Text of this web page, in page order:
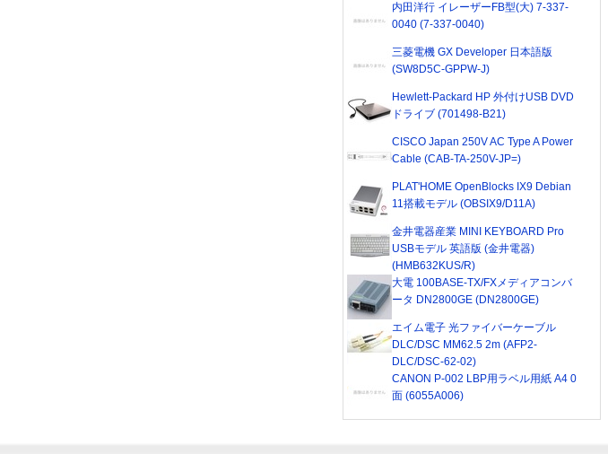
内田洋行 イレーザーFB型(大) 7-337-
0040 (7-337-0040)
三菱電機 GX Developer 日本語版
(SW8D5C-GPPW-J)
Hewlett-Packard HP 外付けUSB DVD
ドライブ (701498-B21)
CISCO Japan 250V AC Type A Power
Cable (CAB-TA-250V-JP=)
PLAT'HOME OpenBlocks IX9 Debian
11搭載モデル (OBSIX9/D11A)
金井電器産業 MINI KEYBOARD Pro
USBモデル 英語版 (金井電器)
(HMB632KUS/R)
大電 100BASE-TX/FXメディアコンバ
ータ DN2800GE (DN2800GE)
エイム電子 光ファイバーケーブル
DLC/DSC MM62.5 2m (AFP2-
DLC/DSC-62-02)
CANON P-002 LBP用ラベル用紙 A4 0
面 (6055A006)